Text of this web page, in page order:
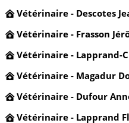
Vétérinaire - Descotes
Vétérinaire - Frasson
Vétérinaire - Lapprand-
Vétérinaire - Magadur
Vétérinaire - Dufour
Vétérinaire - Lapprand